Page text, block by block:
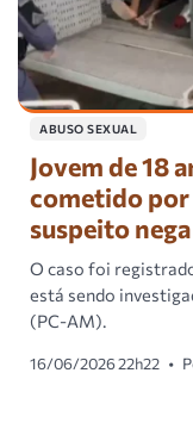
ABUSO SEXUAL
Jovem de 18
cometido
suspeito
O caso foi
está sendo
(PC-AM).
16/06/2026 22h22 •